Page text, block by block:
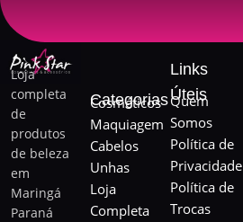
Loja
completa
de
produtos
de beleza
em
Maringá
Paraná
Categorias
Cosméticos
Maquiagem
Cabelos
Unhas
Loja
Completa
Links
Úteis
Quem
Somos
Política de
Privacidade
Política de
Trocas